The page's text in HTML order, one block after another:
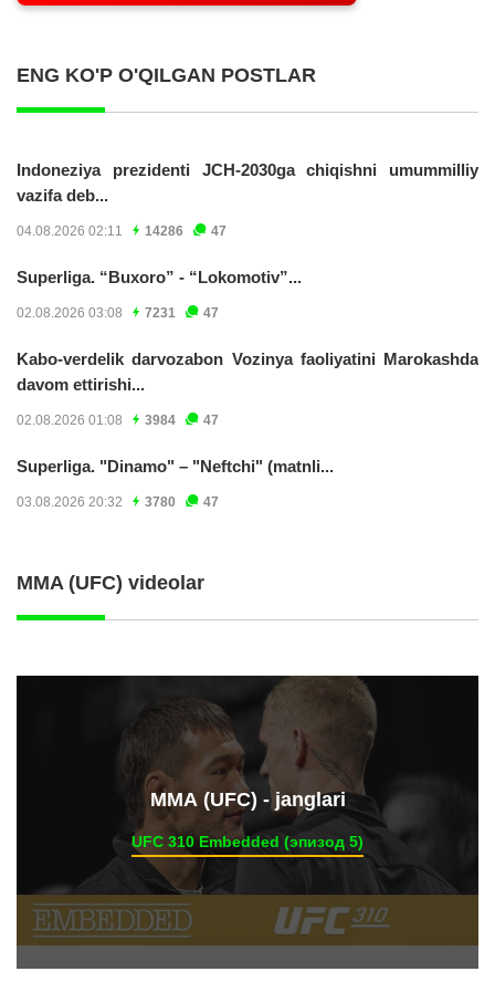
ENG KO'P O'QILGAN POSTLAR
Indoneziya prezidenti JCH-2030ga chiqishni umummilliy
vazifa deb...
04.08.2026 02:11 14286 47
Superliga. “Buxoro” - “Lokomotiv”...
02.08.2026 03:08 7231 47
Kabo-verdelik darvozabon Vozinya faoliyatini Marokashda
davom ettirishi...
02.08.2026 01:08 3984 47
Superliga. "Dinamo" – "Neftchi" (matnli...
03.08.2026 20:32 3780 47
MMA (UFC) videolar
ММА (UFC) - janglari
UFC 310 Embedded (эпизод 5)